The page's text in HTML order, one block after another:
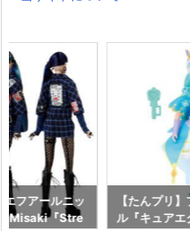
フアールニッ
Misaki『Stre
【たんプリ
ル『キュア